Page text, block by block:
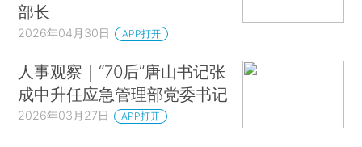
部长
2026年04月30日 APP打开
人事观察｜“70后”唐山书记张
成中升任应急管理部党委书记
2026年03月27日 APP打开